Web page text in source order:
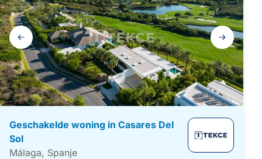
Galerij
navigatie
Geschakelde woning in Casares Del
Sol
Málaga, Spanje